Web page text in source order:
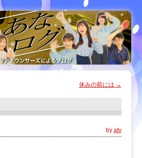
休みの前には →
by atv